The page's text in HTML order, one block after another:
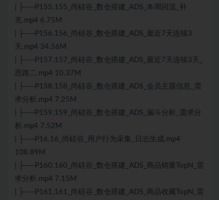
| ├──P155.155_尚硅谷_数仓搭建_ADS_本周回流_补
充.mp4 6.75M
| ├──P156.156_尚硅谷_数仓搭建_ADS_最近7天连续3
天.mp4 34.56M
| ├──P157.157_尚硅谷_数仓搭建_ADS_最近7天连续3天_
思路二.mp4 10.37M
| ├──P158.158_尚硅谷_数仓搭建_ADS_会员主题信息_需
求分析.mp4 7.25M
| ├──P159.159_尚硅谷_数仓搭建_ADS_漏斗分析_需求分
析.mp4 7.52M
| ├──P16.16_尚硅谷_用户行为采集_日志生成.mp4
108.89M
| ├──P160.160_尚硅谷_数仓搭建_ADS_商品销量TopN_需
求分析.mp4 7.15M
| ├──P161.161_尚硅谷_数仓搭建_ADS_商品收藏TopN_需